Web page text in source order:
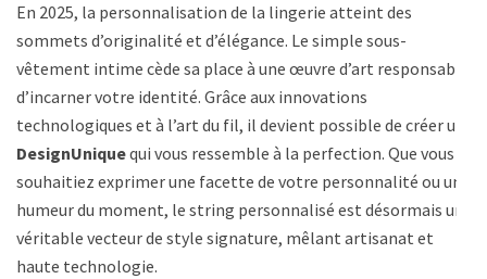
En 2025, la personnalisation de la lingerie atteint des
sommets d’originalité et d’élégance. Le simple sous-
vêtement intime cède sa place à une œuvre d’art responsable
d’incarner votre identité. Grâce aux innovations
technologiques et à l’art du fil, il devient possible de créer un
DesignUniquequi vous ressemble à la perfection. Que vous
souhaitiez exprimer une facette de votre personnalité ou une
humeur du moment, le string personnalisé est désormais un
véritable vecteur de style signature, mêlant artisanat et
haute technologie.